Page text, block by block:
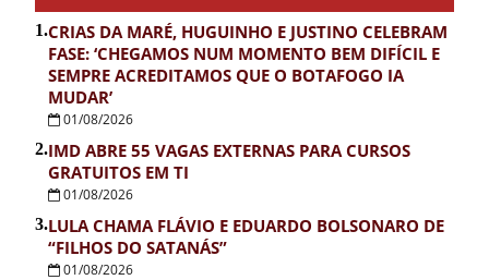
1.CRIAS DA MARÉ, HUGUINHO E JUSTINO CELEBRAM
FASE: ‘CHEGAMOS NUM MOMENTO BEM DIFÍCIL E
SEMPRE ACREDITAMOS QUE O BOTAFOGO IA
MUDAR’
01/08/2026
2.IMD ABRE 55 VAGAS EXTERNAS PARA CURSOS
GRATUITOS EM TI
01/08/2026
3.LULA CHAMA FLÁVIO E EDUARDO BOLSONARO DE
“FILHOS DO SATANÁS”
01/08/2026